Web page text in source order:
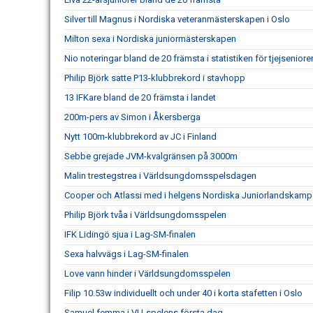
Silver till Magnus i Nordiska veteranmästerskapen i Oslo
Milton sexa i Nordiska juniormästerskapen
Nio noteringar bland de 20 främsta i statistiken för
Philip Björk satte P13-klubbrekord i stavhopp
13 IFKare bland de 20 främsta i landet
200m-pers av Simon i Åkersberga
Nytt 100m-klubbrekord av JC i Finland
Sebbe grejade JVM-kvalgränsen på 3000m
Malin trestegstrea i Världsungdomsspelsdagen
Cooper och Atlassi med i helgens Nordiska Juniorlandskamp
Philip Björk tvåa i Världsungdomsspelen
IFK Lidingö sjua i Lag-SM-finalen
Sexa halvvägs i Lag-SM-finalen
Love vann hinder i Världsungdomsspelen
Filip 10.53w individuellt och under 40 i korta stafetten i Oslo